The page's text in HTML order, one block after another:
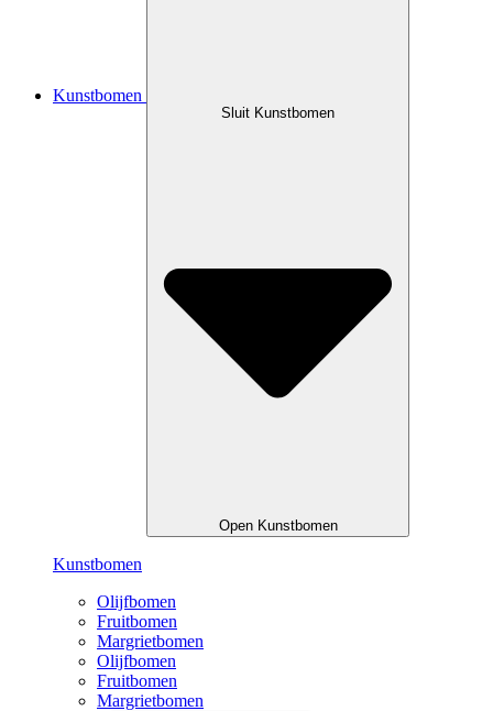
Kunstbomen
Sluit Kunstbomen
Open Kunstbomen
Kunstbomen
Olijfbomen
Fruitbomen
Margrietbomen
Olijfbomen
Fruitbomen
Margrietbomen